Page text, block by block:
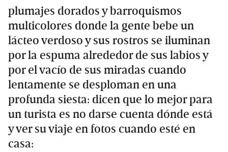
plumajes dorados y barroquismos
multicolores donde la gente bebe un
lácteo verdoso y sus rostros se iluminan
por la espuma alrededor de sus labios y
por el vacío de sus miradas cuando
lentamente se desploman en una
profunda siesta: dicen que lo mejor para
un turista es no darse cuenta dónde está
y ver su viaje en fotos cuando esté en
casa: